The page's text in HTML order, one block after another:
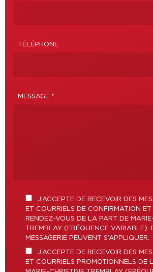
TÉLÉPHONE
MESSAGE *
J’ACCEPTE DE RECEVOIR DES
ET COURRIELS DE CONFIRMATION
RENDEZ-VOUS DE LA PART DE
TREMBLAY (FRÉQUENCE VARIABLE).
MESSAGERIE PEUVENT S’APPLIQUER.
J’ACCEPTE DE RECEVOIR DES
ET COURRIELS PROMOTIONNELS DE